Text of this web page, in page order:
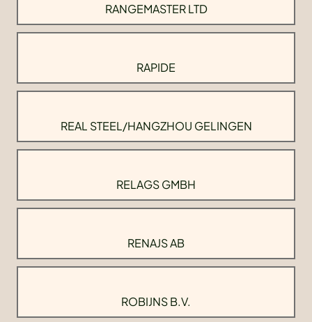
RANGEMASTER LTD
RAPIDE
REAL STEEL/HANGZHOU GELINGEN
RELAGS GMBH
RENAJS AB
ROBIJNS B.V.